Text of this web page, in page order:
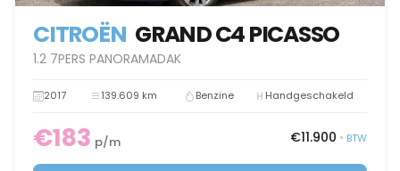
CITROËN GRAND C4 PICASSO
1.2 7PERS PANORAMADAK
2017 139.609 km Benzine Handgeschakeld
€183 p/m €11.900 • BTW